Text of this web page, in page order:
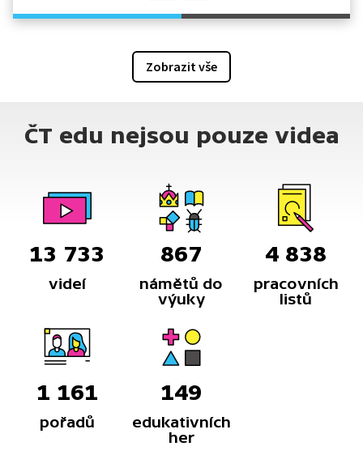
Zobrazit vše
ČT edu nejsou pouze videa
13 733
videí
867
námětů do
výuky
4 838
pracovních
listů
1 161
pořadů
149
edukativních
her